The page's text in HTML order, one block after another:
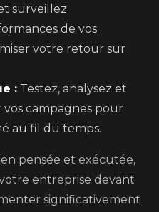
surveillez
de vos
votre retour sur
: Testez, analysez et
campagnes pour
au fil du temps.
pensée et exécutée,
entreprise devant
significativement